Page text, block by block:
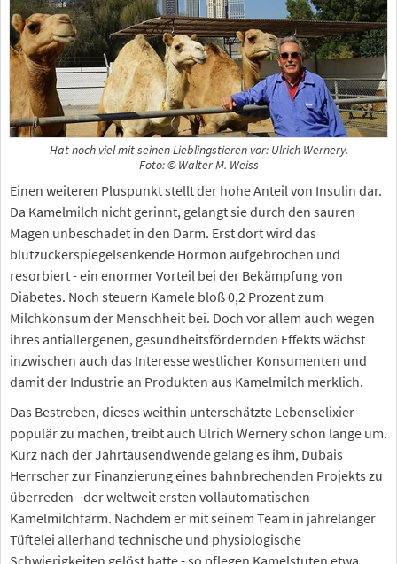
Hat noch viel mit seinen Lieblingstieren vor: Ulrich Wernery.
Foto: © Walter M. Weiss
Einen weiteren Pluspunkt stellt der hohe Anteil von Insulin dar.
Da Kamelmilch nicht gerinnt, gelangt sie durch den sauren
Magen unbeschadet in den Darm. Erst dort wird das
blutzuckerspiegelsenkende Hormon aufgebrochen und
resorbiert - ein enormer Vorteil bei der Bekämpfung von
Diabetes. Noch steuern Kamele bloß 0,2 Prozent zum
Milchkonsum der Menschheit bei. Doch vor allem auch wegen
ihres antiallergenen, gesundheitsfördernden Effekts wächst
inzwischen auch das Interesse westlicher Konsumenten und
damit der Industrie an Produkten aus Kamelmilch merklich.
Das Bestreben, dieses weithin unterschätzte Lebenselixier
populär zu machen, treibt auch Ulrich Wernery schon lange um.
Kurz nach der Jahrtausendwende gelang es ihm, Dubais
Herrscher zur Finanzierung eines bahnbrechenden Projekts zu
überreden - der weltweit ersten vollautomatischen
Kamelmilchfarm. Nachdem er mit seinem Team in jahrelanger
Tüftelei allerhand technische und physiologische